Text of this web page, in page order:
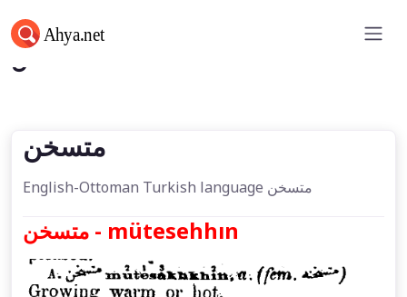
متسخن
متسخن
English-Ottoman Turkish language متسخن
متسخن - mütesehhın